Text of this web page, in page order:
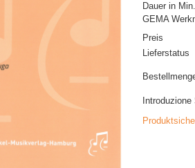
Dauer in Min.
GEMA
Preis
Lieferstatus